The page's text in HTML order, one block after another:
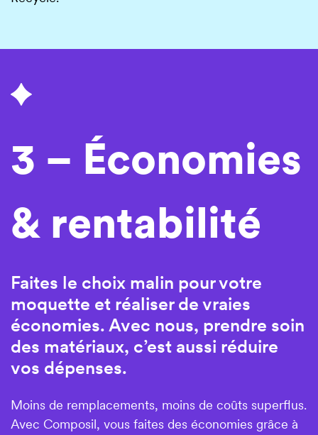
3 – Économies
& rentabilité
Faites le choix malin pour votre
moquette et réaliser de vraies
économies. Avec nous, prendre soin
des matériaux, c’est aussi réduire
vos dépenses.
Moins de remplacements, moins de coûts superflus.
Avec Composil, vous faites des économies grâce à